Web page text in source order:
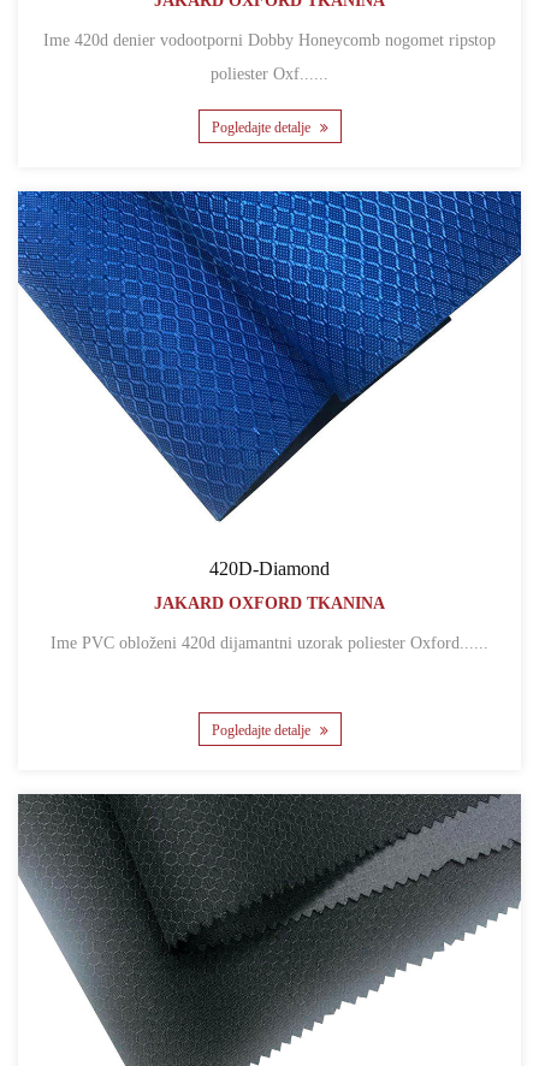
Ime 420d denier vodootporni Dobby Honeycomb nogomet ripstop
poliester Oxf......
Pogledajte detalje
420D-Diamond
JAKARD OXFORD TKANINA
Ime PVC obloženi 420d dijamantni uzorak poliester Oxford......
Pogledajte detalje